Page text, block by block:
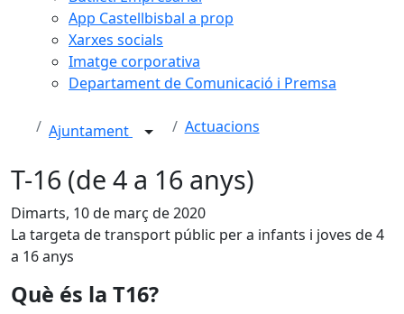
App Castellbisbal a prop
Xarxes socials
Imatge corporativa
Departament de Comunicació i Premsa
Ajuntament Actuacions
T-16 (de 4 a 16 anys)
Dimarts, 10 de març de 2020
La targeta de transport públic per a infants i joves de 4
a 16 anys
Què és la T16?